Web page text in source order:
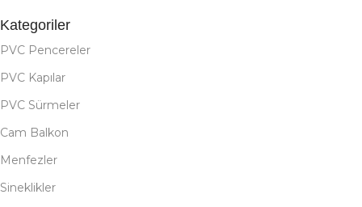
Kategoriler
PVC Pencereler
PVC Kapılar
PVC Sürmeler
Cam Balkon
Menfezler
Sineklikler